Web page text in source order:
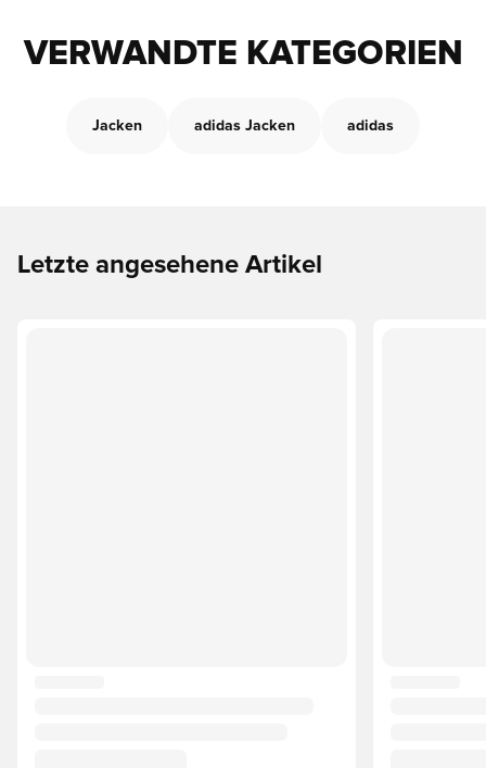
VERWANDTE KATEGORIEN
Jacken adidas Jacken adidas
Letzte angesehene Artikel